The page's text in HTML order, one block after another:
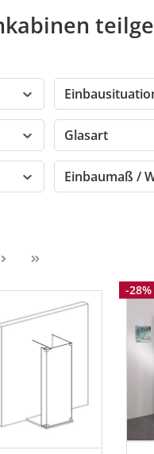
Glasart
Einbaumaß /
-28%